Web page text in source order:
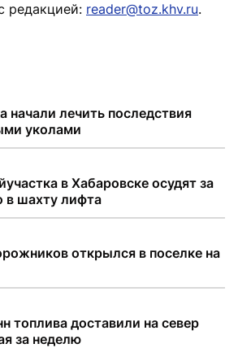
редакцией: reader@toz.khv.ru.
начали лечить последствия
уколами
в Хабаровске осудят за
в шахту лифта
открылся в поселке на
топлива доставили на север
за неделю